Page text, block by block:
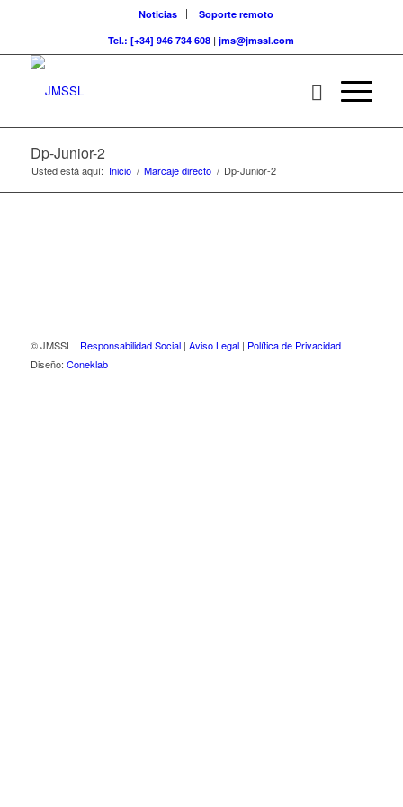
Noticias
Soporte remoto
Tel.: [+34] 946 734 608 |jms@jmssl.com
Dp-Junior-2
Usted está aquí: Inicio / Marcaje directo / Dp-Junior-2
© JMSSL | Responsabilidad Social| Aviso Legal| Política de Privacidad |
Diseño: Coneklab